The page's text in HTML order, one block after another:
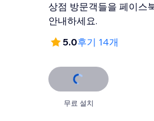
상점 방문객들을 페이스
안내하세요.
5.0후기 14개
무료 설치